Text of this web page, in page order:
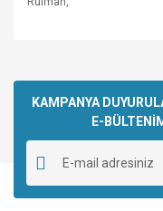
kullanarak tarafımıza
Görüş ve önerileriniz
Ürün resmi
Ürün
Ürün bilgilerinde
KAMPANYA
E-